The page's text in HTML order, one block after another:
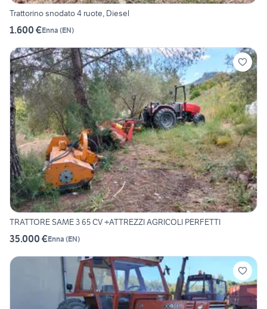
Trattorino snodato 4 ruote, Diesel
1.600 €Enna (EN)
TRATTORE SAME 3 65 CV +ATTREZZI AGRICOLI PERFETTI
35.000 €Enna (EN)